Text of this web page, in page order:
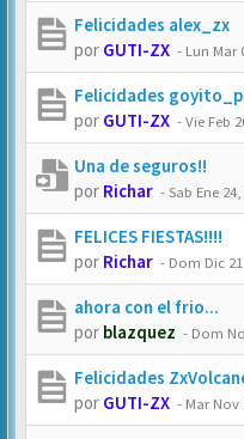
Felicidades alex_zx
por GUTI-ZX - Lun Mar
Felicidades
por GUTI-ZX -Vie Feb
Una de seguros!!
por Richar -Sab Ene
FELICES FIESTAS!!!!
por Richar - Dom Dic
ahora con el frio...
por blazquez - Dom
Felicidades
por GUTI-ZX - Mar Nov